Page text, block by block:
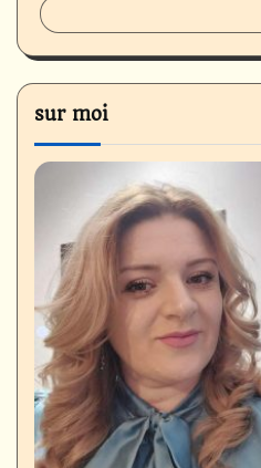
sur moi